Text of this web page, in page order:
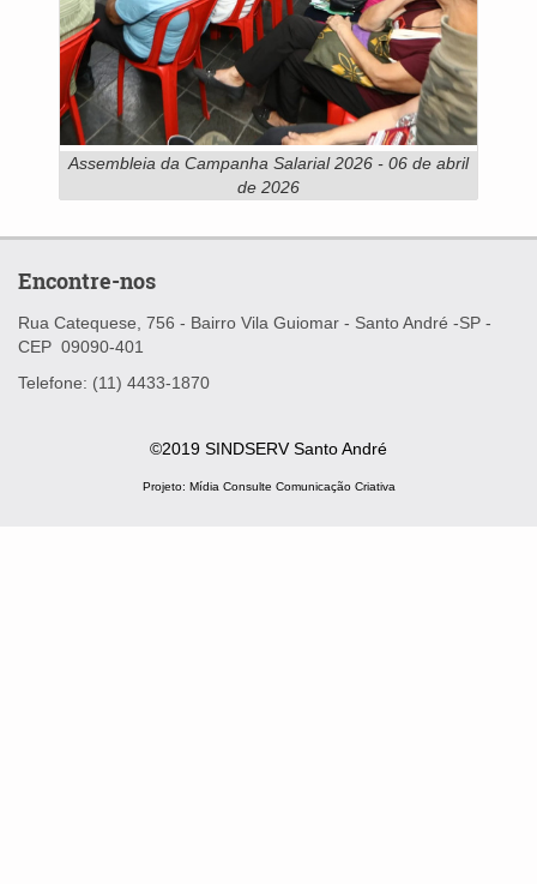
Assembleia da Campanha Salarial 2026 - 06 de abril
de 2026
Encontre-nos
Rua Catequese, 756 - Bairro Vila Guiomar - Santo André -SP -
CEP 09090-401
Telefone: (11) 4433-1870
©2019 SINDSERV Santo André
Projeto: Mídia Consulte Comunicação Criativa